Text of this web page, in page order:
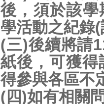
後，須於該
學活動之紀錄
(三)後續將請
紙後，可獲得
得參與各區不
(四)如有相關